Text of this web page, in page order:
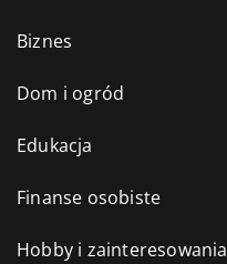
Biznes
Dom i ogród
Edukacja
Finanse osobiste
Hobby i zainteresowania